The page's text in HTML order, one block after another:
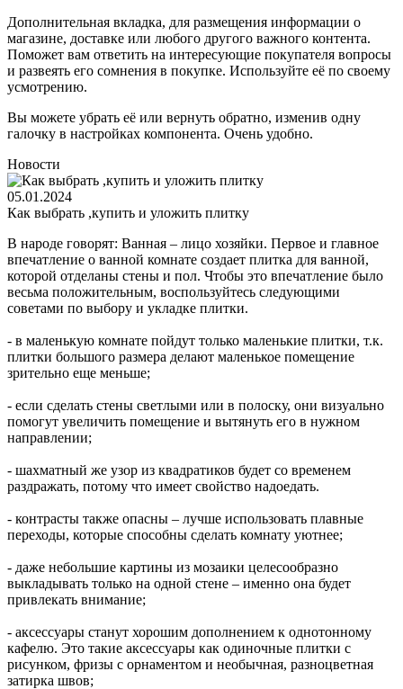
Дополнительная вкладка, для размещения информации о
магазине, доставке или любого другого важного контента.
Поможет вам ответить на интересующие покупателя вопросы
и развеять его сомнения в покупке. Используйте её по своему
усмотрению.
Вы можете убрать её или вернуть обратно, изменив одну
галочку в настройках компонента. Очень удобно.
Новости
05.01.2024
Как выбрать ,купить и уложить плитку
В народе говорят: Ванная – лицо хозяйки. Первое и главное
впечатление о ванной комнате создает плитка для ванной,
которой отделаны стены и пол. Чтобы это впечатление было
весьма положительным, воспользуйтесь следующими
советами по выбору и укладке плитки.
- в маленькую комнате пойдут только маленькие плитки, т.к.
плитки большого размера делают маленькое помещение
зрительно еще меньше;
- если сделать стены светлыми или в полоску, они визуально
помогут увеличить помещение и вытянуть его в нужном
направлении;
- шахматный же узор из квадратиков будет со временем
раздражать, потому что имеет свойство надоедать.
- контрасты также опасны – лучше использовать плавные
переходы, которые способны сделать комнату уютнее;
- даже небольшие картины из мозаики целесообразно
выкладывать только на одной стене – именно она будет
привлекать внимание;
- аксессуары станут хорошим дополнением к однотонному
кафелю. Это такие аксессуары как одиночные плитки с
рисунком, фризы с орнаментом и необычная, разноцветная
затирка швов;